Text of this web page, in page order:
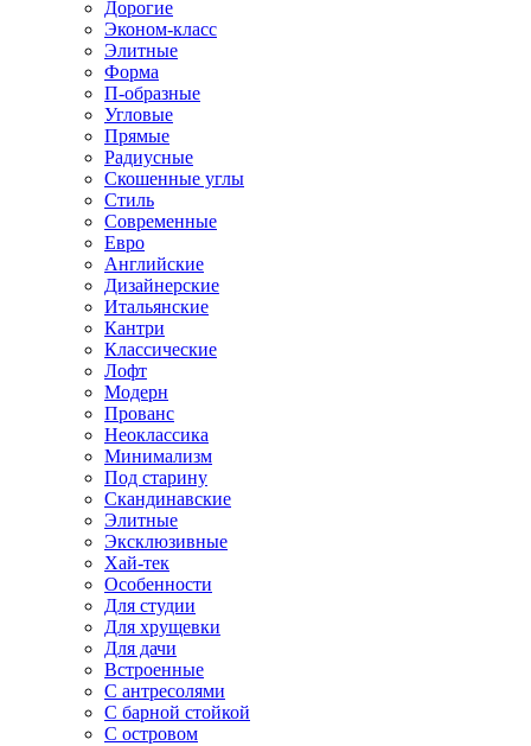
Дорогие
Эконом-класс
Элитные
Форма
П-образные
Угловые
Прямые
Радиусные
Скошенные углы
Стиль
Современные
Евро
Английские
Дизайнерские
Итальянские
Кантри
Классические
Лофт
Модерн
Прованс
Неоклассика
Минимализм
Под старину
Скандинавские
Элитные
Эксклюзивные
Хай-тек
Особенности
Для студии
Для хрущевки
Для дачи
Встроенные
С антресолями
С барной стойкой
С островом